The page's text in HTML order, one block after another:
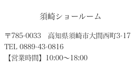
須崎ショールーム
〒785-0033 高知県須崎市大間西町3-17
TEL 0889-43-0816
【営業時間】10:00〜18:00